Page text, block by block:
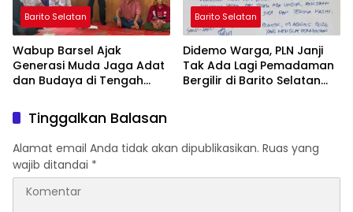
Barito Selatan
Wabup Barsel Ajak
Generasi Muda Jaga Adat
dan Budaya di Tengah
Barito Selatan
Didemo Warga, PLN Janji
Tak Ada Lagi Pemadaman
Bergilir di Barito Selatan
Tinggalkan Balasan
Alamat email Anda tidak akan dipublikasikan. Ruas yang
wajib ditandai *